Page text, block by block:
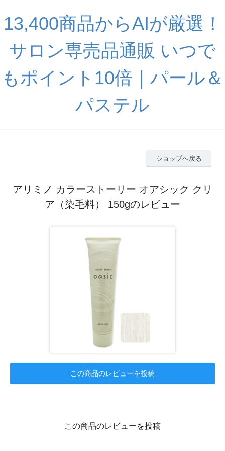
13,400商品からAIが厳選！
サロン専売品通販 いつで
もポイント10倍｜パール＆
パステル
ショップへ戻る
アリミノ カラーストーリー オアシック クリ
ア（染毛料） 150gのレビュー
この商品のレビューを投稿
この商品のレビューを投稿